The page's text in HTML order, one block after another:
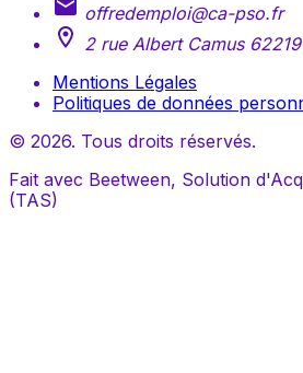
offredemploi@ca-pso.fr
2 rue Albert Camus
Mentions Légales
Politiques de données
© 2026. Tous droits réservés.
Fait avec Beetween, Solution
(TAS)